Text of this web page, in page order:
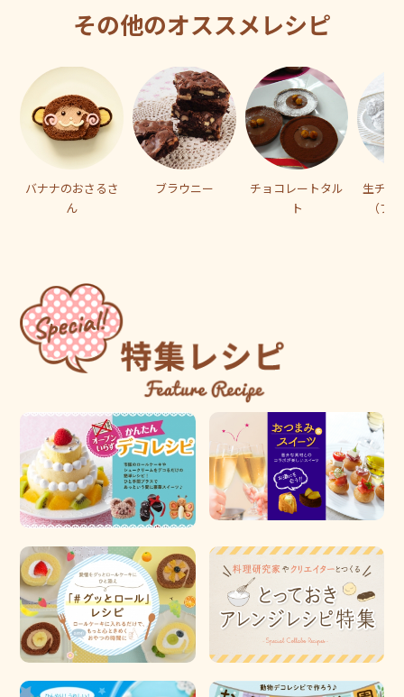
その他のオススメレシピ
バナナのおさるさ
ん
ブラウニー
チョコレートタル
ト
生チョ
（ブ